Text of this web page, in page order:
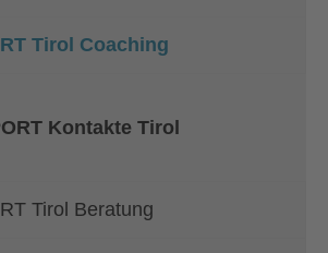
Tirol Coaching
Kontakte Tirol
Tirol Beratung